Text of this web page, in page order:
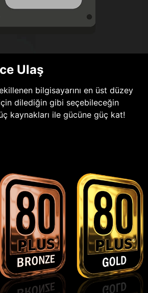
Ulaş
bilgisayarını en üst düzey
dilediğin gibi seçebileceğin
kaynakları ile gücüne güç kat!